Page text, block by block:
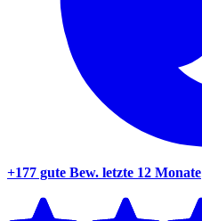
+177 gute Bew. letzte 12 Monate